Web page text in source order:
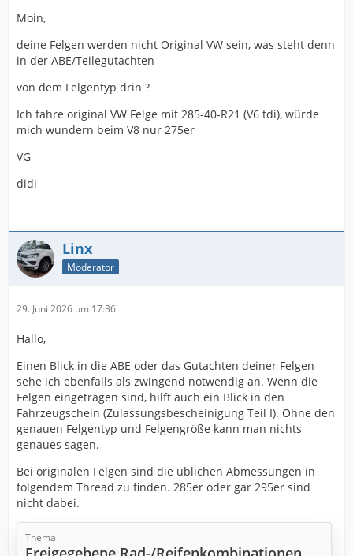
Moin,
deine Felgen werden nicht Original VW sein, was steht denn
in der ABE/Teilegutachten
von dem Felgentyp drin ?
Ich fahre original VW Felge mit 285-40-R21 (V6 tdi), würde
mich wundern beim V8 nur 275er
VG
didi
Linx
Moderator
29. Juni 2026 um 17:36
Hallo,
Einen Blick in die ABE oder das Gutachten deiner Felgen
sehe ich ebenfalls als zwingend notwendig an. Wenn die
Felgen eingetragen sind, hilft auch ein Blick in den
Fahrzeugschein (Zulassungsbescheinigung Teil I). Ohne den
genauen Felgentyp und Felgengröße kann man nichts
genaues sagen.
Bei originalen Felgen sind die üblichen Abmessungen in
folgendem Thread zu finden. 285er oder gar 295er sind
nicht dabei.
Thema